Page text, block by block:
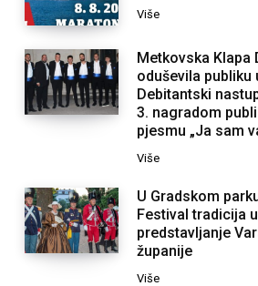
Više
Metkovska Klapa
oduševila publiku
Debitantski
3. nagradom
pjesmu „Ja sam
Više
U Gradskom
Festival tradicija
predstavljanje
županije
Više